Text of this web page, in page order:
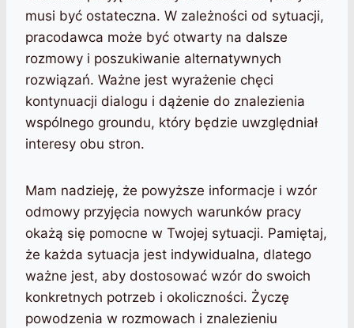
musi być ostateczna. W zależności od sytuacji,
pracodawca może być otwarty na dalsze
rozmowy i poszukiwanie alternatywnych
rozwiązań. Ważne jest wyrażenie chęci
kontynuacji dialogu i dążenie do znalezienia
wspólnego groundu, który będzie uwzględniał
interesy obu stron.
Mam nadzieję, że powyższe informacje i wzór
odmowy przyjęcia nowych warunków pracy
okażą się pomocne w Twojej sytuacji. Pamiętaj,
że każda sytuacja jest indywidualna, dlatego
ważne jest, aby dostosować wzór do swoich
konkretnych potrzeb i okoliczności. Życzę
powodzenia w rozmowach i znalezieniu